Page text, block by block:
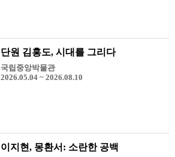
단원 김홍도, 시대를 그리다
국립중앙박물관
2026.05.04 ~ 2026.08.10
이지현, 몽환서: 소란한 공백